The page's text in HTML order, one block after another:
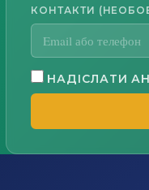
КОНТАКТИ
НАДІСЛАТИ